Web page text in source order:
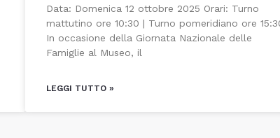
Data: Domenica 12 ottobre 2025 Orari: Turno
mattutino ore 10:30 | Turno pomeridiano ore
In occasione della Giornata Nazionale delle
Famiglie al Museo, il
LEGGI TUTTO »